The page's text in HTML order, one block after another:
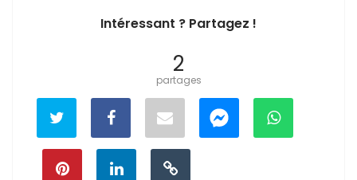
Intéressant ? Partagez !
2
partages